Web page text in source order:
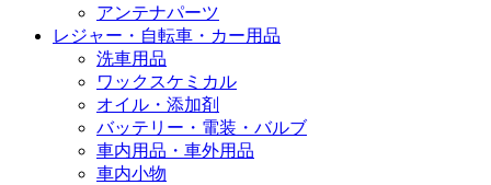
アンテナパーツ
レジャー・自転車・カー用品
洗車用品
ワックスケミカル
オイル・添加剤
バッテリー・電装・バルブ
車内用品・車外用品
車内小物